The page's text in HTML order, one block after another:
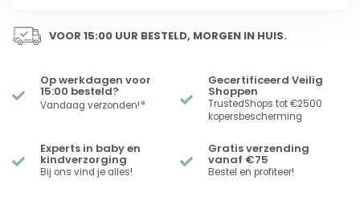
VOOR 15:00 UUR BESTELD, MORGEN IN HUIS.
Op werkdagen voor
15:00 besteld?
Vandaag verzonden!*
Gecertificeerd Veilig
Shoppen
TrustedShops tot €2500
kopersbescherming
Experts in baby en
kindverzorging
Bij ons vind je alles!
Gratis verzending
vanaf €75
Bestel en profiteer!